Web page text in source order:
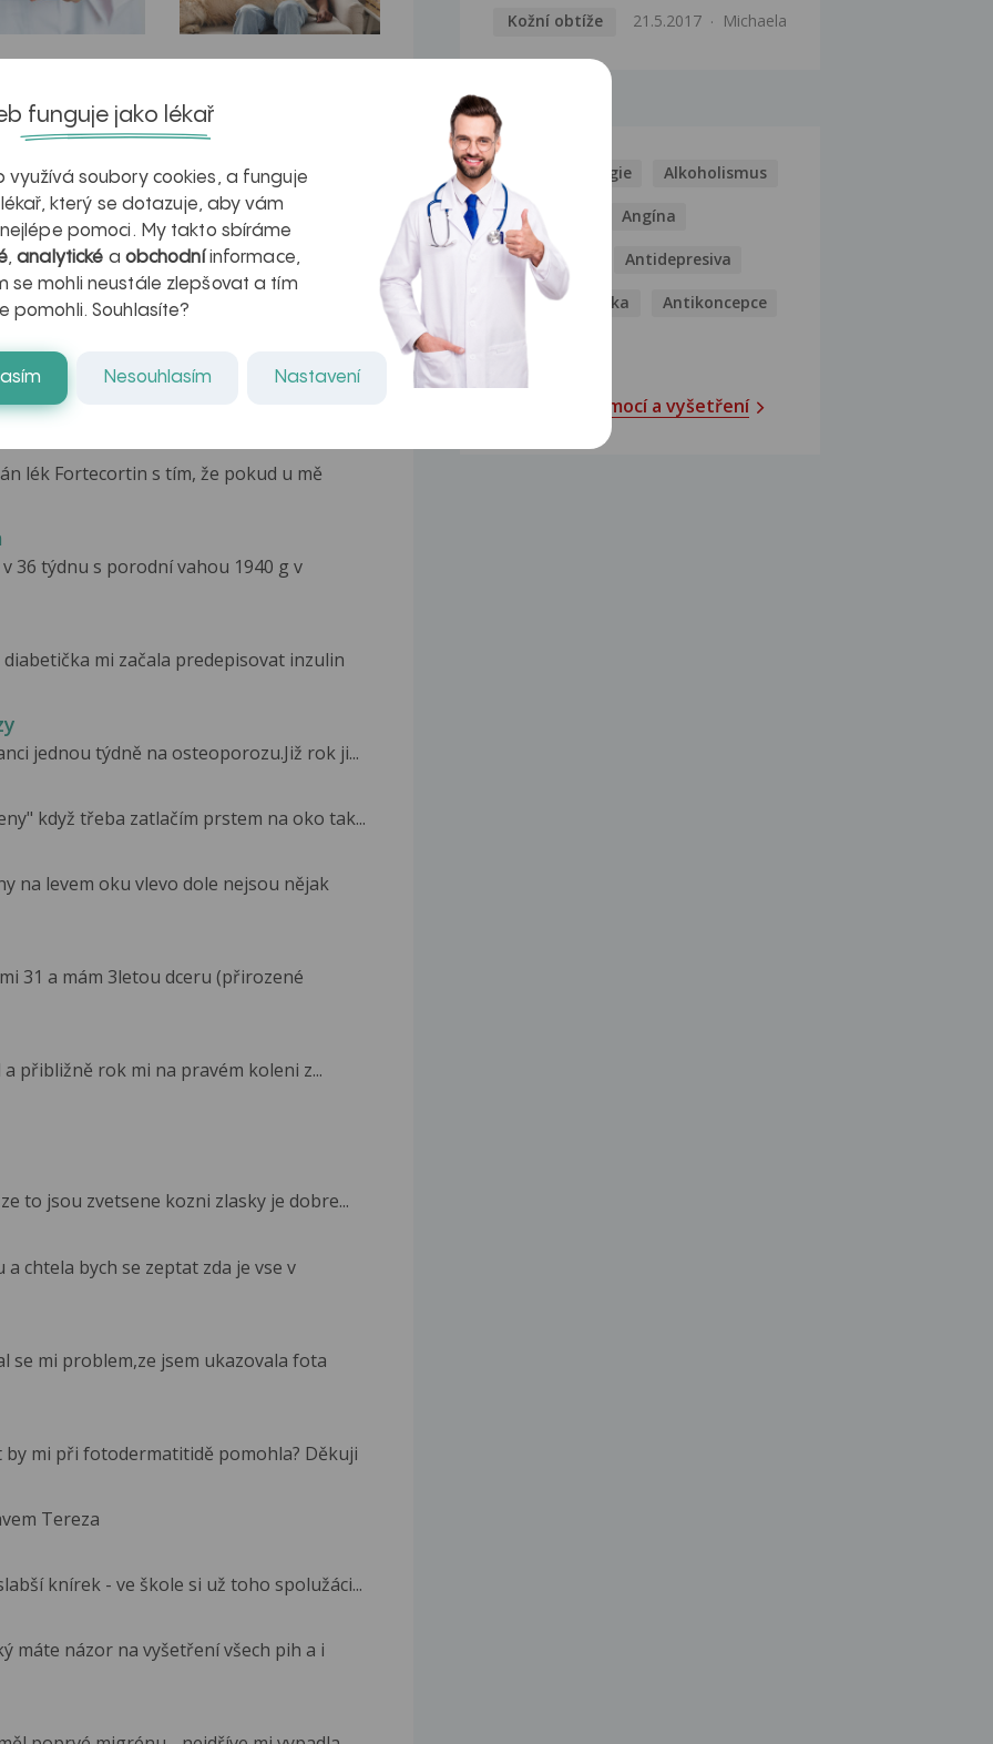
v datech a
Inovativní
léčba
myastenie –
naděje pro ty,
kteří ji...
lék Fortecortin s tím, že pokud u mě
36 týdnu s porodní vahou 1940 g v
mi začala predepisovat inzulin
jednou týdně na osteoporozu.Již rok ji...
když třeba zatlačím prstem na oko tak...
na levem oku vlevo dole nejsou nějak
31 a mám 3letou dceru (přirozené
přibližně rok mi na pravém koleni z...
to jsou zvetsene kozni zlasky je dobre...
chtela bych se zeptat zda je vse v
se mi problem,ze jsem ukazovala fota
by mi při fotodermatitidě pomohla? Děkuji
Tereza
knírek - ve škole si už toho spolužáci...
máte názor na vyšetření všech pih a i
Kožní obtíže
21.5.2017 Michaela
NEMOCI
Alergie Alkoholismus
Analgetika Angína
Antibiotika Antidepresiva
Antihistaminika Antikoncepce
Katalog nemocí a vyšetření
funguje jako lékař
využívá soubory cookies, a funguje
který se dotazuje, aby vám
pomoci. My takto sbíráme
,analytické a obchodníinformace,
se mohli neustále zlepšovat a tím
pomohli. Souhlasíte?
Nesouhlasím Nastavení